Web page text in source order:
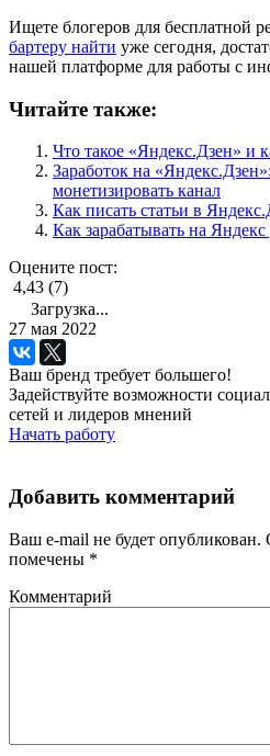
Ищете блогеров для бесплатной
бартеру найти уже сегодня,
нашей платформе для работы с
Читайте также:
Что такое «Яндекс.Дзен» и
Заработок на
монетизировать канал
Как писать статьи в
Как зарабатывать на
Оцените пост:
4,43 (7)
Загрузка...
27 мая 2022
Ваш бренд требует большего!
Задействуйте возможности
сетей и лидеров мнений
Начать работу
Добавить комментарий
Ваш e-mail не будет опубликован.
помечены *
Комментарий